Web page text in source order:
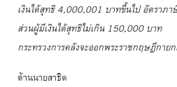
เงินได้สุทธิ 4,000,001 บาทขึ้นไป อัตราภา
ส่วนผู้มีเงินได้สุทธิไม่เกิน 150,000 บาท
กระทรวงการคลังจะออกพระราชกฤษฎีกาย
ด้านนายสาธิต